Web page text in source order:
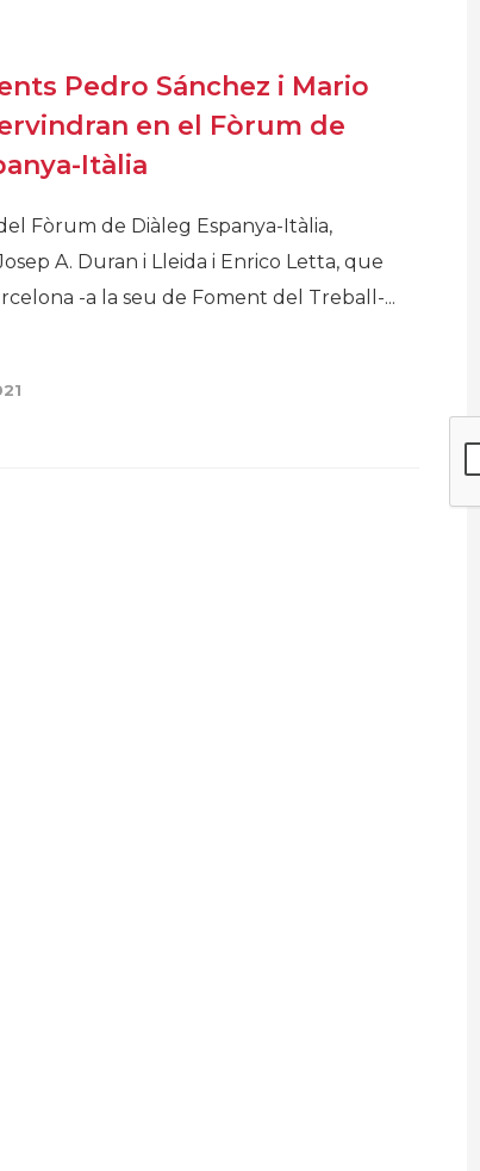
Galeria de Presidents
Pedro Sánchez i Mario
en el Fòrum de
Itàlia
Fòrum de Diàleg Espanya-Itàlia,
A. Duran i Lleida i Enrico Letta, que
-a la seu de Foment del Treball-...